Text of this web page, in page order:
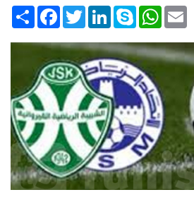
Share
FacebookTwitterLinkedInSkype
WhatsAppEmail